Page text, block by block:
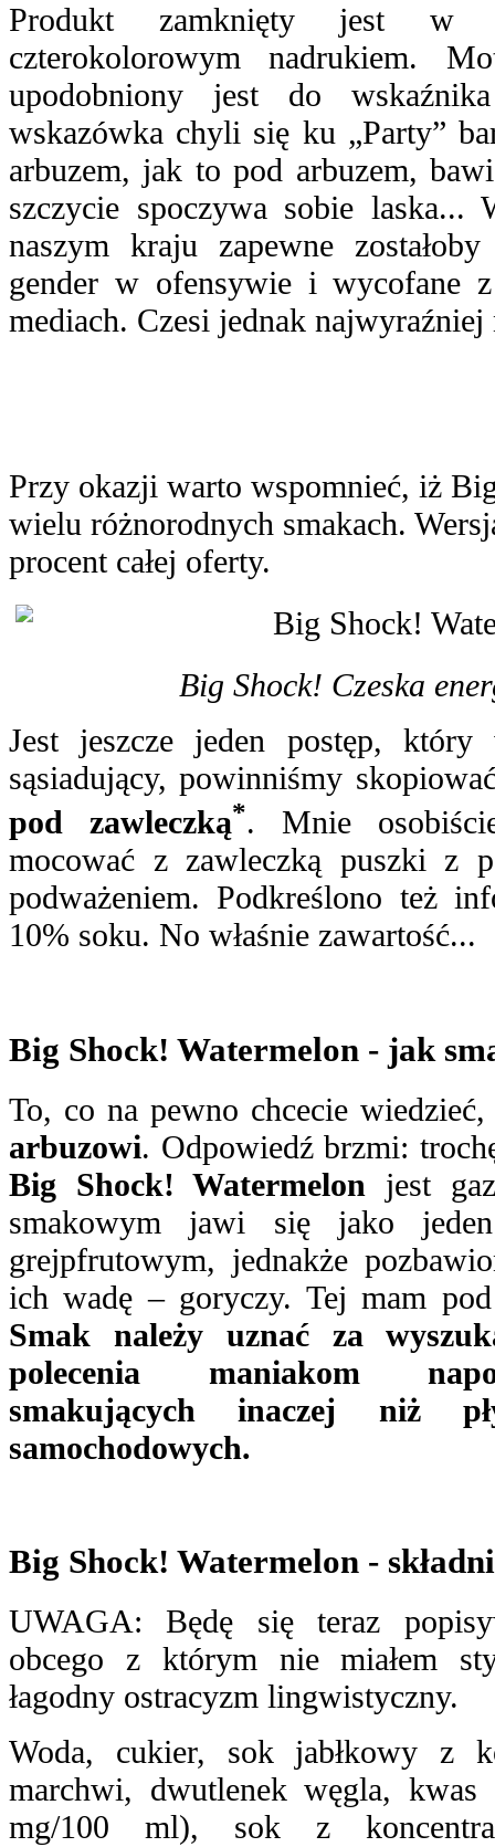
Produkt zamknięty jest w
czterokolorowym nadrukiem.
upodobniony jest do
wskazówka chyli się ku „Party”
arbuzem, jak to pod arbuzem,
szczycie spoczywa sobie
naszym kraju zapewne
gender w ofensywie i wycofane
mediach. Czesi jednak
Przy okazji warto wspomnieć, iż
wielu różnorodnych smakach.
procent całej oferty.
Big Shock! Czeska
Jest jeszcze jeden postęp,
sąsiadujący, powinniśmy
pod zawleczką*. Mnie
mocować z zawleczką puszki z
podważeniem. Podkreślono też
10% soku. No właśnie zawartość...
Big Shock! Watermelon - jak
To, co na pewno chcecie
arbuzowi. Odpowiedź brzmi:
Big Shock! Watermelon jest
smakowym jawi się jako
grejpfrutowym, jednakże
ich wadę – goryczy. Tej mam
Smak należy uznać za
polecenia maniakom
smakujących inaczej niż
samochodowych.
Big Shock! Watermelon -
UWAGA: Będę się teraz
obcego z którym nie miałem
łagodny ostracyzm lingwistyczny.
Woda, cukier, sok jabłkowy z
marchwi, dwutlenek węgla,
mg/100 ml), sok z